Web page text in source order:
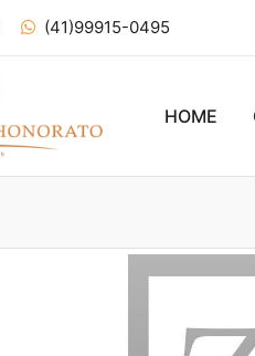
(41)99915-0495
HOME